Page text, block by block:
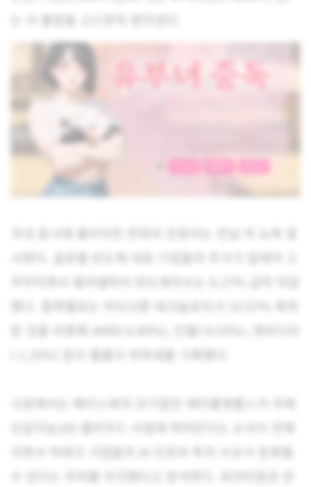
는 이 물량을 고스란히 받아냈다.
국내 증시에 불어닥친 한파의 진원지는 전날 미 뉴욕 증
시였다. 글로벌 반도체 대표 기업들의 주가가 일제히 고
꾸라지면서 필라델피아 반도체지수는 6.27% 급락 마감
했다. 종목별로는 마이크론 테크놀로지가 10.57% 폭락
한 것을 비롯해 AMD(-6.89%), 인텔(-9.03%), 엔비디아
(-1.25%) 등이 줄줄이 하락세를 기록했다.
시장에서는 페이스북의 모기업인 메타플랫폼스가 자체
인공지능(AI) 클라우드 사업에 뛰어든다는 소식이 전해
지면서 빅테크 기업들의 AI 인프라 투자 수요가 둔화될
수 있다는 우려를 자극했다고 분석한다. 유안타증권 관